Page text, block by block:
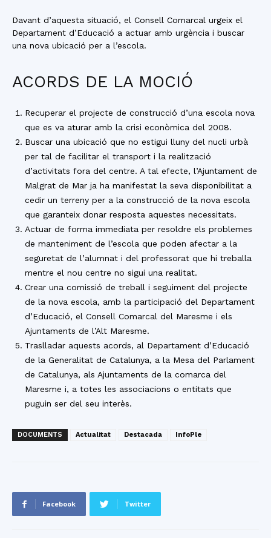
Davant d’aquesta situació, el Consell Comarcal urgeix el
Departament d’Educació a actuar amb urgència i buscar
una nova ubicació per a l’escola.
ACORDS DE LA MOCIÓ
Recuperar el projecte de construcció d’una escola nova
que es va aturar amb la crisi econòmica del 2008.
Buscar una ubicació que no estigui lluny del nucli urbà
per tal de facilitar el transport i la realització
d’activitats fora del centre. A tal efecte, l’Ajuntament de
Malgrat de Mar ja ha manifestat la seva disponibilitat a
cedir un terreny per a la construcció de la nova escola
que garanteix donar resposta aquestes necessitats.
Actuar de forma immediata per resoldre els problemes
de manteniment de l’escola que poden afectar a la
seguretat de l’alumnat i del professorat que hi treballa
mentre el nou centre no sigui una realitat.
Crear una comissió de treball i seguiment del projecte
de la nova escola, amb la participació del Departament
d’Educació, el Consell Comarcal del Maresme i els
Ajuntaments de l’Alt Maresme.
Traslladar aquests acords, al Departament d’Educació
de la Generalitat de Catalunya, a la Mesa del Parlament
de Catalunya, als Ajuntaments de la comarca del
Maresme i, a totes les associacions o entitats que
puguin ser del seu interès.
DOCUMENTS Actualitat Destacada InfoPle
Facebook Twitter